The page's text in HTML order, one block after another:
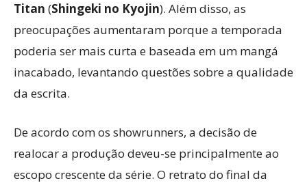
Titan (Shingeki no Kyojin). Além disso, as
preocupações aumentaram porque a temporada
poderia ser mais curta e baseada em um mangá
inacabado, levantando questões sobre a qualidade
da escrita.
De acordo com os showrunners, a decisão de
realocar a produção deveu-se principalmente ao
escopo crescente da série. O retrato do final da